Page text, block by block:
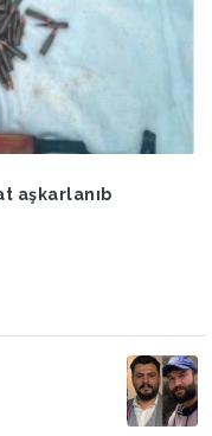
aşkarlanıb